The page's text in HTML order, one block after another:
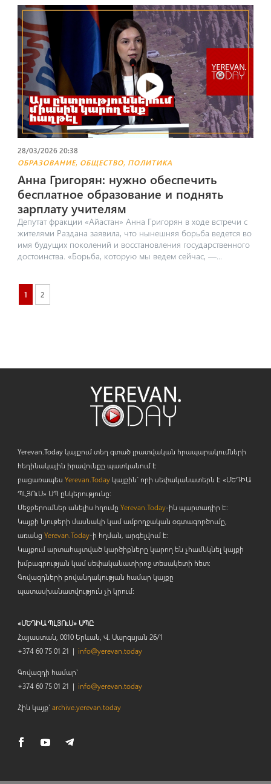
28/03/2026 20:38
ОБРАЗОВАНИЕ, ОБЩЕСТВО, ПОЛИТИКА
Анна Григорян: нужно обеспечить
бесплатное образование и поднять
зарплату учителям
Депутат фракции «Айастан» Анна Григорян в ходе встречи с
жителями Раздана заявила, что нынешняя борьба ведется во
имя будущих поколений и восстановления государственного
достоинства. ​«Борьба, которую мы ведем сейчас, —...
1 2
Yerevan.Today կայքում տեղ գտած լրատվական հրապարակումների
հեղինակային իրավունքը պատկանում է
բացառապես Yerevan.Todayկայքին` որի սեփականատերն է «ՄԵԴԻԱ
ՊԼՅՈւՍ» ՍՊ ընկերությունը։
Մեջբերումներ անելիս հղումը Yerevan.Today-ին պարտադիր է:
Կայքի նյութերի մասնակի կամ ամբողջական օգտագործումը,
առանց Yerevan.Today-ի հղման, արգելվում է:
Կայքում արտահայտված կարծիքները կարող են չհամնկնել կայքի
խմբագրության կամ սեփականատիրոջ տեսակետի հետ:
Գովազդների բովանդակության համար կայքը
պատասխանատվություն չի կրում:
«ՄԵԴԻԱ ՊԼՅՈւՍ» ՍՊԸ
Հայաստան, 0010 Երևան, Վ. Սարգսյան 26/1
+374 60 75 01 21 | info@yerevan.today
Գովազդի համար`
+374 60 75 01 21 | info@yerevan.today
Հին կայք`archive.yerevan.today